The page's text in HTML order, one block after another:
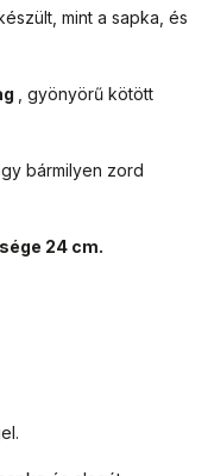
mint a sapka, és
, gyönyörű kötött
bármilyen zord
24 cm.